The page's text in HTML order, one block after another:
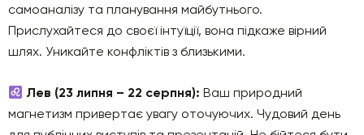
самоаналізу та планування майбутнього.
Прислухайтеся до своєї інтуїції, вона підкаже вірний
шлях. Уникайте конфліктів з близькими.
Лев (23 липня – 22 серпня): Ваш природний
магнетизм привертає увагу оточуючих. Чудовий день